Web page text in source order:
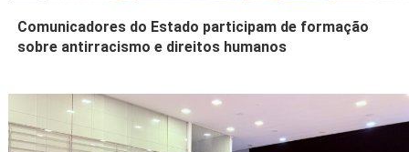
Comunicadores do Estado participam de formação
sobre antirracismo e direitos humanos